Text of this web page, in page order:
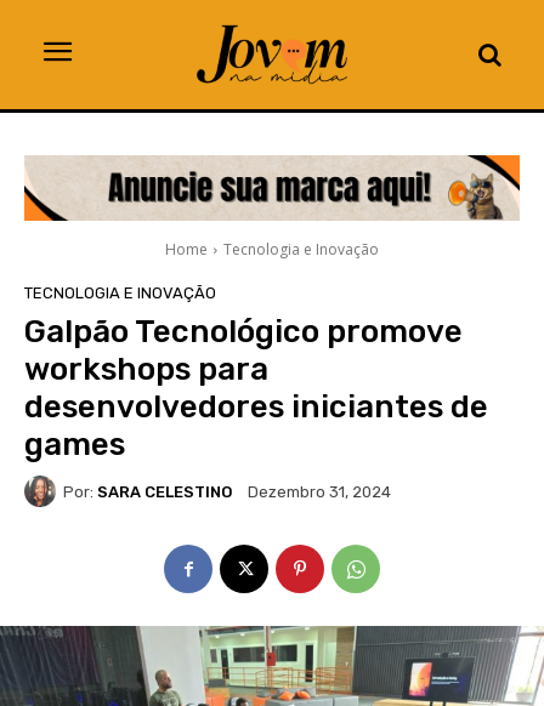
Home Tecnologia e Inovação
TECNOLOGIA E INOVAÇÃO
Galpão Tecnológico promove
workshops para
desenvolvedores iniciantes de
games
Por: SARA CELESTINO Dezembro 31, 2024